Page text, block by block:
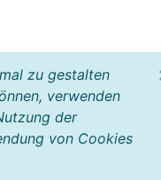
zu gestalten
verwenden
der
von Cookies